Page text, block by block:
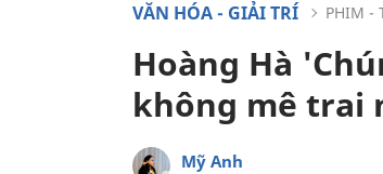
VĂN HÓA - GIẢI TRÍ PHIM -
Hoàng Hà
không mê trai
Mỹ Anh